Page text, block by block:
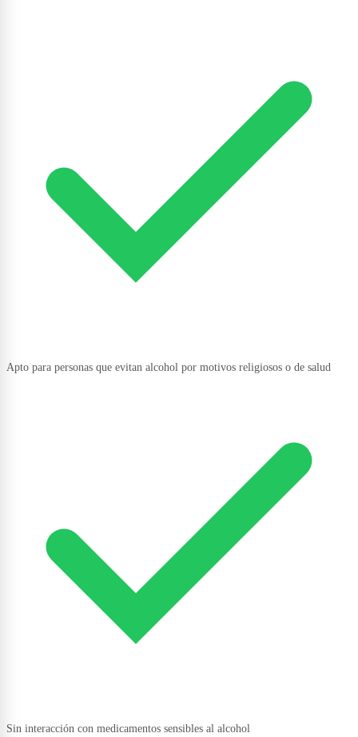
Apto para personas que evitan alcohol por motivos religiosos o de salud
Sin interacción con medicamentos sensibles al alcohol